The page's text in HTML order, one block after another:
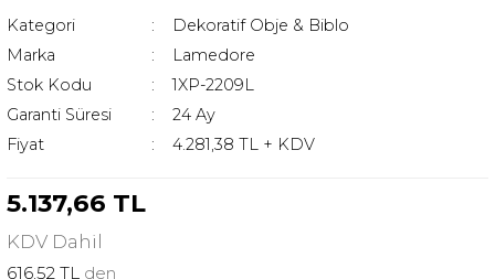
Kategori
Dekoratif Obje & Biblo
Marka
Lamedore
Stok Kodu
1XP-2209L
Garanti Süresi
24 Ay
Fiyat
4.281,38 TL + KDV
5.137,66 TL
KDV Dahil
616,52 TL den